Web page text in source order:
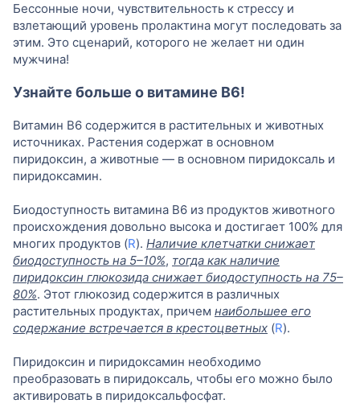
Бессонные ночи, чувствительность к стрессу и
взлетающий уровень пролактина могут последовать за
этим. Это сценарий, которого не желает ни один
мужчина!
Узнайте больше о витамине B6!
Витамин B6 содержится в растительных и животных
источниках. Растения содержат в основном
пиридоксин, а животные — в основном пиридоксаль и
пиридоксамин.
Биодоступность витамина B6 из продуктов животного
происхождения довольно высока и достигает 100% для
многих продуктов (R). Наличие клетчатки снижает
биодоступность на 5–10%, тогда как наличие
пиридоксин глюкозида снижает биодоступность на 75–
80%. Этот глюкозид содержится в различных
растительных продуктах, причем наибольшее его
содержание встречается в крестоцветных (R).
Пиридоксин и пиридоксамин необходимо
преобразовать в пиридоксаль, чтобы его можно было
активировать в пиридоксальфосфат.